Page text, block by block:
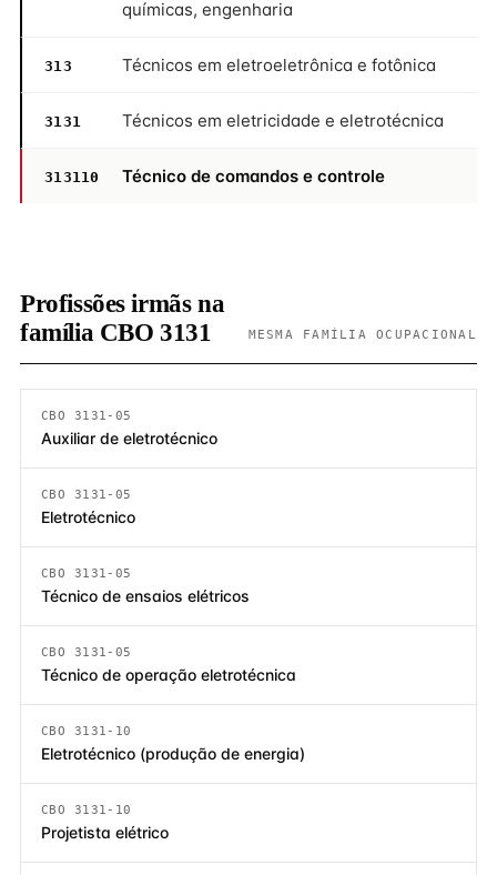
químicas, engenharia
313 Técnicos em eletroeletrônica e fotônica
3131 Técnicos em eletricidade e eletrotécnica
313110 Técnico de comandos e controle
Profissões irmãs na
família CBO 3131
MESMA FAMÍLIA OCUPACIONAL
CBO 3131-05
Auxiliar de eletrotécnico
CBO 3131-05
Eletrotécnico
CBO 3131-05
Técnico de ensaios elétricos
CBO 3131-05
Técnico de operação eletrotécnica
CBO 3131-10
Eletrotécnico (produção de energia)
CBO 3131-10
Projetista elétrico